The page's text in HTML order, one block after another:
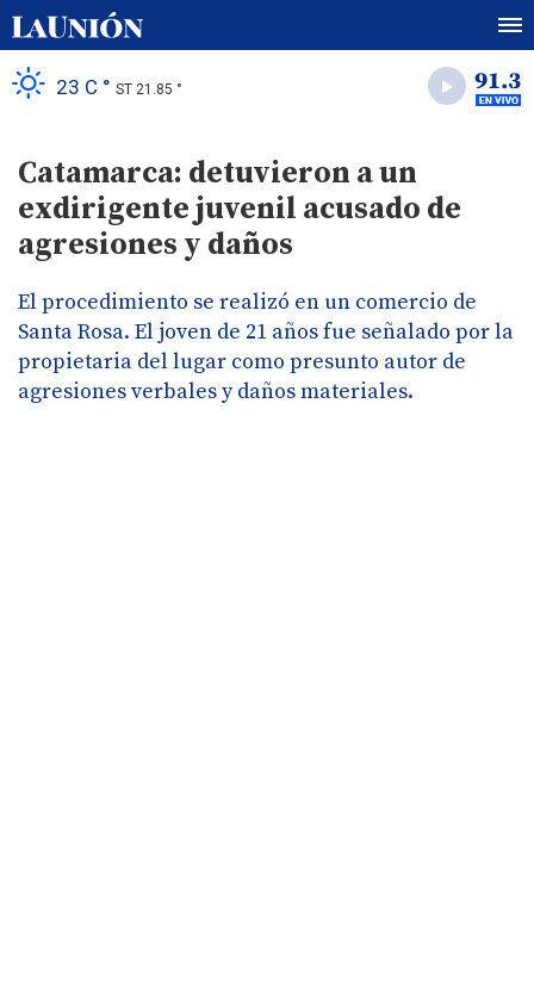
23 C ° ST 21.85 °
Catamarca: detuvieron a un
exdirigente juvenil acusado de
agresiones y daños
El procedimiento se realizó en un comercio de
Santa Rosa. El joven de 21 años fue señalado por la
propietaria del lugar como presunto autor de
agresiones verbales y daños materiales.